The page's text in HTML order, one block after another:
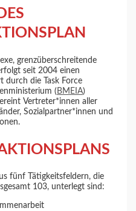
grenzüberschreitende
seit 2004 einen
durch die Task Force
( BMEIA)
Vertreter*innen aller
Sozialpartner*innen und
fünf Tätigkeitsfeldern, die
103, unterlegt sind: